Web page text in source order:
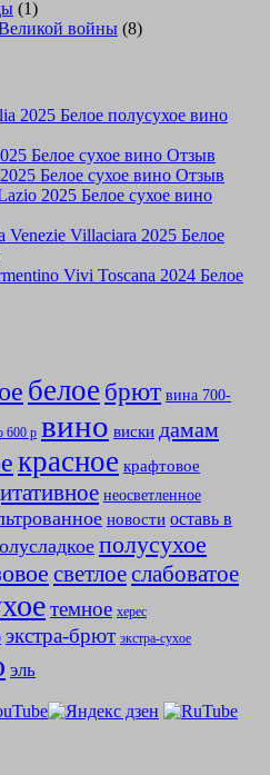
(1)
войны (8)
2025 Белое полусухое вино
Белое сухое вино Отзыв
Белое сухое вино Отзыв
2025 Белое сухое вино
Venezie Villaciara 2025 Белое
Vivi Toscana 2024 Белое
белое брют вина 700-
600 р вино виски дамам
красное крафтовое
неосветленное
новости оставь в
полусухое
светлоеслабоватое
темное херес
экстра-брют экстра-сухое
эль